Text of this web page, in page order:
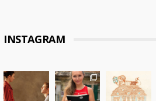
INSTAGRAM